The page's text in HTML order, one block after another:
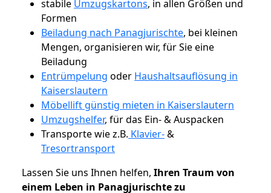
stabile Umzugskartons, in allen Größen und
Formen
Beiladung nach Panagjurischte, bei kleinen
Mengen, organisieren wir, für Sie eine
Beiladung
Entrümpelung oder Haushaltsauflösung in
Kaiserslautern
Möbellift günstig mieten in Kaiserslautern
Umzugshelfer, für das Ein- & Auspacken
Transporte wie z.B. Klavier-&
Tresortransport
Lassen Sie uns Ihnen helfen, Ihren Traum von
einem Leben in Panagjurischte zu